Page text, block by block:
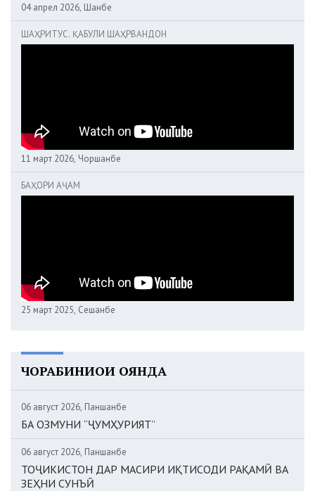
04 апрел 2026, Шанбе
ШАҲРИТУС. ҚАБУЛИ ШАҲРВАНДОН
11 март 2026, Чоршанбе
БАҲОРИ АҶАМ
25 март 2025, Сешанбе
ЧОРАБИНИҲОИ ОЯНДА
06 август 2026, Панҷшанбе
БА ОЗМУНИ “ҶУМҲУРИЯТ”
06 август 2026, Панҷшанбе
ТОҶИКИСТОН ДАР МАСИРИ ИҚТИСОДИ РАҚАМӢ ВА
ЗЕҲНИ СУНЪӢ